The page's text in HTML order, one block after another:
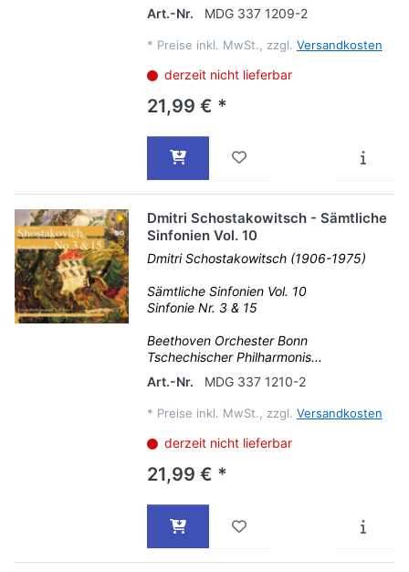
Art.-Nr. MDG 337 1209-2
* Preise inkl. MwSt., zzgl. Versandkosten
derzeit nicht lieferbar
21,99 € *
Dmitri Schostakowitsch - Sämtliche
Sinfonien Vol. 10
Dmitri Schostakowitsch (1906-1975)
Sämtliche Sinfonien Vol. 10
Sinfonie Nr. 3 & 15
Beethoven Orchester Bonn
Tschechischer Philharmonis...
Art.-Nr.
MDG 337 1210-2
* Preise inkl. MwSt., zzgl. Versandkosten
derzeit nicht lieferbar
21,99 € *